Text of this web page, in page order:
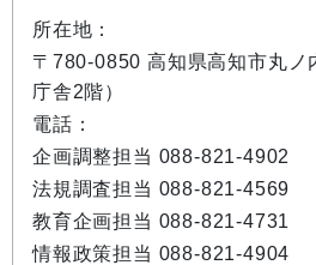
所在地：
〒780-0850 高知県高知市丸ノ
庁舎2階）
電話：
企画調整担当 088-821-4902
法規調査担当 088-821-4569
教育企画担当 088-821-4731
情報政策担当 088-821-4904